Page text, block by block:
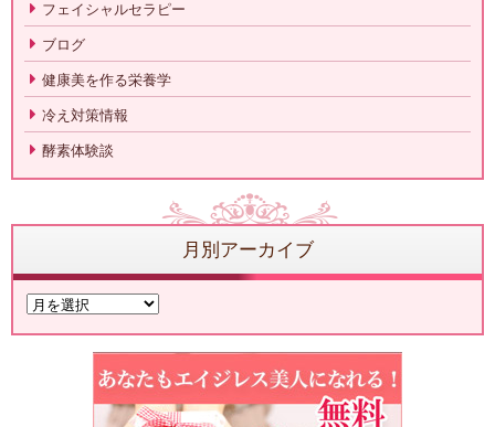
フェイシャルセラピー
ブログ
健康美を作る栄養学
冷え対策情報
酵素体験談
月別アーカイブ
月
別
ア